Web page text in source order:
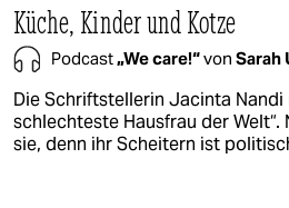
Küche, Kinder und Kotze
Podcast„We care!“von Sarah
Die Schriftstellerin Jacinta Nandi
schlechteste Hausfrau der
sie, denn ihr Scheitern ist